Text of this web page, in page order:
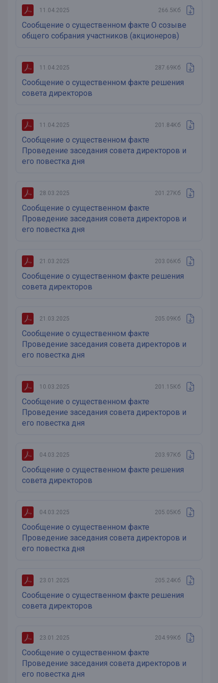
11.04.2025 266.5Кб
Сообщение о существенном факте О созыве
общего собрания участников (акционеров)
11.04.2025 287.69Кб
Сообщение о существенном факте решения
совета директоров
11.04.2025 201.84Кб
Сообщение о существенном факте
Проведение заседания совета директоров и
его повестка дня
28.03.2025 201.27Кб
Сообщение о существенном факте
Проведение заседания совета директоров и
его повестка дня
21.03.2025 203.06Кб
Сообщение о существенном факте решения
совета директоров
21.03.2025 205.09Кб
Сообщение о существенном факте
Проведение заседания совета директоров и
его повестка дня
10.03.2025 201.15Кб
Сообщение о существенном факте
Проведение заседания совета директоров и
его повестка дня
04.03.2025 203.97Кб
Сообщение о существенном факте решения
совета директоров
04.03.2025 205.05Кб
Сообщение о существенном факте
Проведение заседания совета директоров и
его повестка дня
23.01.2025 205.24Кб
Сообщение о существенном факте решения
совета директоров
23.01.2025 204.99Кб
Сообщение о существенном факте
Проведение заседания совета директоров и
его повестка дня